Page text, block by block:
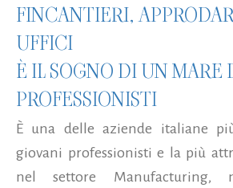
FINCANTIERI,
UFFICI
È IL SOGNO DI UN MARE
PROFESSIONISTI
È una delle aziende italiane
giovani professionisti e la più
nel settore Manufacturing,